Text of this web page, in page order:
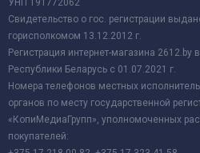
УНП 191772062
Свидетельство о гос. регистрации
горисполкомом 13.12.2012 г.
Регистрация интернет-магазина 2612.by
Республики Беларусь с 01.07.2021 г.
Номера телефонов местных
органов по месту государственной
«КопиМедиаГрупп», уполномоченных
покупателей: